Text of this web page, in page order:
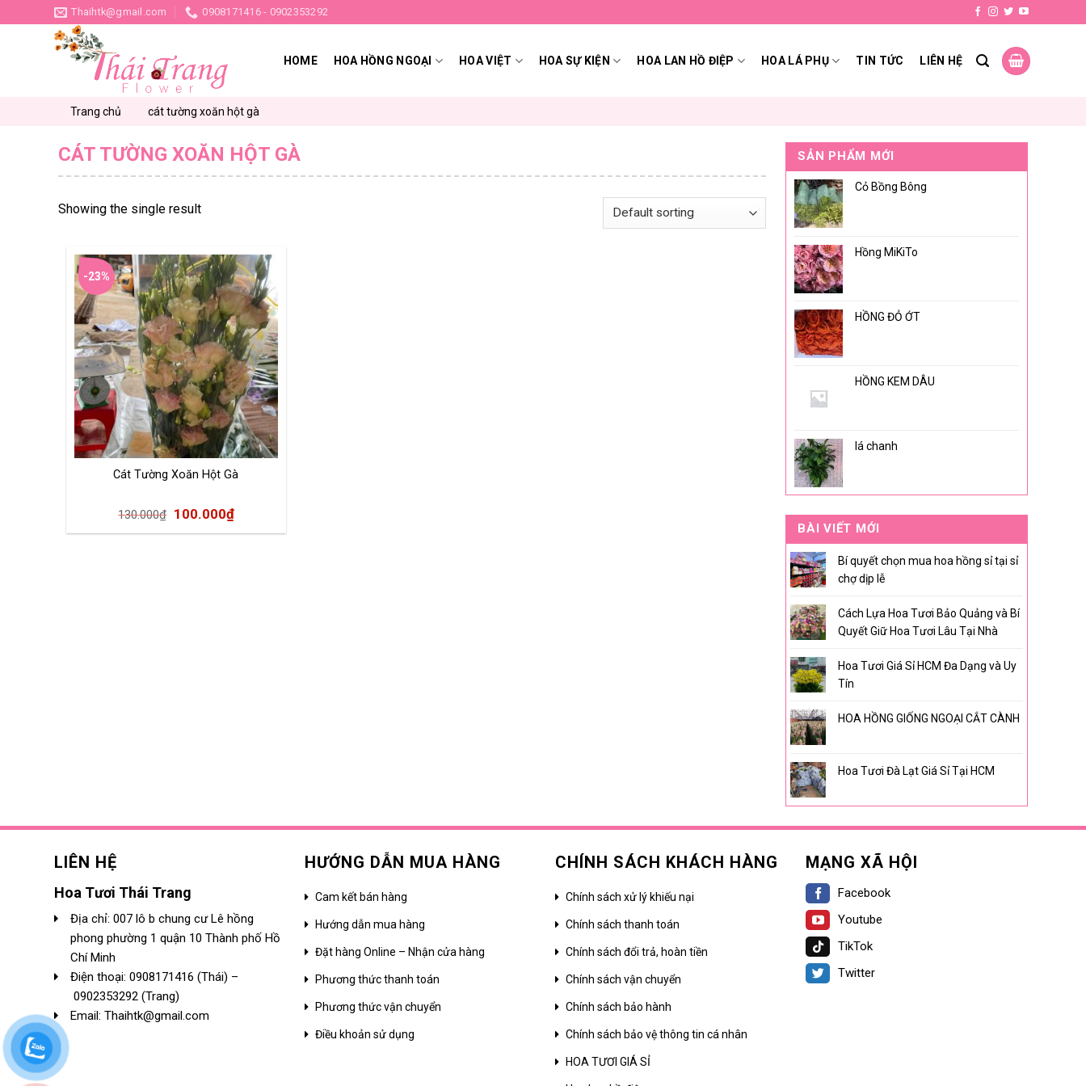
Thaihtk@gmail.com 0908171416 - 0902353292
HOME HOA HỒNG NGOẠI HOA VIỆT HOA SỰ KIỆN HOA LAN HỒ ĐIỆP HOA LÁ PHỤ TIN TỨC LIÊN HỆ
Trang chủ cát tường xoăn hột gà
CÁT TƯỜNG XOĂN HỘT GÀ
Showing the single result
-23%
Cát Tường Xoăn Hột Gà
130.000₫ 100.000₫
SẢN PHẨM MỚI
Cỏ Bồng Bông
Hồng MiKiTo
HỒNG ĐỎ ỚT
HỒNG KEM DÂU
lá chanh
BÀI VIẾT MỚI
Bí quyết chọn mua hoa hồng sỉ tại sỉ
chợ dịp lễ
Cách Lựa Hoa Tươi Bảo Quảng và Bí
Quyết Giữ Hoa Tươi Lâu Tại Nhà
Hoa Tươi Giá Sỉ HCM Đa Dạng và Uy
Tín
HOA HỒNG GIỐNG NGOẠI CẮT CÀNH
Hoa Tươi Đà Lạt Giá Sỉ Tại HCM
LIÊN HỆ
Hoa Tươi Thái Trang
Địa chỉ: 007 lô b chung cư Lê hồng
phong phường 1 quận 10 Thành phố Hồ
Chí Minh
Điện thoại: 0908171416 (Thái) –
0902353292 (Trang)
Email: Thaihtk@gmail.com
HƯỚNG DẪN MUA HÀNG
Cam kết bán hàng
Hướng dẫn mua hàng
Đặt hàng Online – Nhận cửa hàng
Phương thức thanh toán
Phương thức vận chuyển
Điều khoản sử dụng
CHÍNH SÁCH KHÁCH HÀNG
Chính sách xử lý khiếu nại
Chính sách thanh toán
Chính sách đổi trả, hoàn tiền
Chính sách vận chuyển
Chính sách bảo hành
Chính sách bảo vệ thông tin cá nhân
HOA TƯƠI GIÁ SỈ
MẠNG XÃ HỘI
Facebook
Youtube
TikTok
Twitter